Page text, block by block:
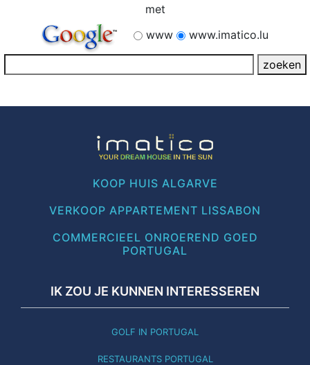
met
www
www.imatico.lu
KOOP HUIS ALGARVE
VERKOOP APPARTEMENT LISSABON
COMMERCIEEL ONROEREND GOED
PORTUGAL
IK ZOU JE KUNNEN INTERESSEREN
GOLF IN PORTUGAL
RESTAURANTS PORTUGAL